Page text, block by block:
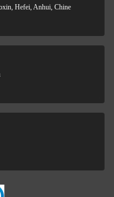
Hefei, Anhui, Chine